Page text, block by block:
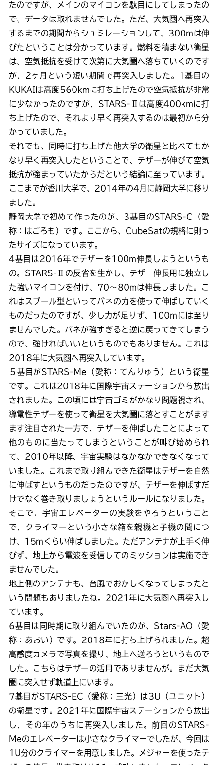
たのですが、メインのマイコンを駄目にしてしまったの
で、データは取れませんでした。ただ、大気圏へ再突入
するまでの期間からシュミレーションして、300mは伸
びたということは分かっています。燃料を積まない衛星
は、空気抵抗を受けて次第に大気圏へ落ちていくのです
が、2ヶ月という短い期間で再突入しました。1基目の
KUKAIは高度560kmに打ち上げたので空気抵抗が非常
に少なかったのですが、STARS-Ⅱは高度400kmに打
ち上げたので、それより早く再突入するのは最初から分
かっていました。
それでも、同時に打ち上げた他大学の衛星と比べてもか
なり早く再突入したということで、テザーが伸びて空気
抵抗が強まっていたからだという結論に至っています。
ここまでが香川大学で、2014年の4月に静岡大学に移り
ました。
静岡大学で初めて作ったのが、3基目のSTARS-C（愛
称：はごろも）です。ここから、CubeSatの規格に則っ
たサイズになっています。
4基目は2016年でテザーを100m伸長しようというも
の。STARS-Ⅱの反省を生かし、テザー伸長用に独立し
た強いマイコンを付け、70～80mは伸長しました。こ
れはスプール型といってバネの力を使って伸ばしていく
ものだったのですが、少し力が足りず、100mには至り
ませんでした。バネが強すぎると逆に戻ってきてしまう
ので、強ければいいというものでもありません。これは
2018年に大気圏へ再突入しています。
５基目がSTARS-Me（愛称：てんりゅう）という衛星
です。これは2018年に国際宇宙ステーションから放出
されました。この頃には宇宙ゴミがかなり問題視され、
導電性テザーを使って衛星を大気圏に落とすことがます
ます注目された一方で、テザーを伸ばしたことによって
他のものに当たってしまうということが叫び始められ
て、2010年以降、宇宙実験はなかなかできなくなって
いました。これまで取り組んできた衛星はテザーを自然
に伸ばすというものだったのですが、テザーを伸ばすだ
けでなく巻き取りましょうというルールになりました。
そこで、宇宙エレベーターの実験をやろうということ
で、クライマーという小さな箱を親機と子機の間につ
け、15mくらい伸ばしました。ただアンテナが上手く伸
びず、地上から電波を受信してのミッションは実施でき
ませんでした。
地上側のアンテナも、台風でおかしくなってしまったと
いう問題もありましたね。2021年に大気圏へ再突入し
ています。
6基目は同時期に取り組んでいたのが、Stars-AO（愛
称：あおい）です。2018年に打ち上げられました。超
高感度カメラで写真を撮り、地上へ送ろうというもので
した。こちらはテザーの活用でありませんが。まだ大気
圏に突入せず軌道上にいます。
7基目がSTARS-EC（愛称：三光）は3U（ユニット）
の衛星です。2021年に国際宇宙ステーションから放出
し、その年のうちに再突入しました。前回のSTARS-
Meのエレベーターは小さなクライマーでしたが、今回は
1U分のクライマーを用意しました。メジャーを使ったテ